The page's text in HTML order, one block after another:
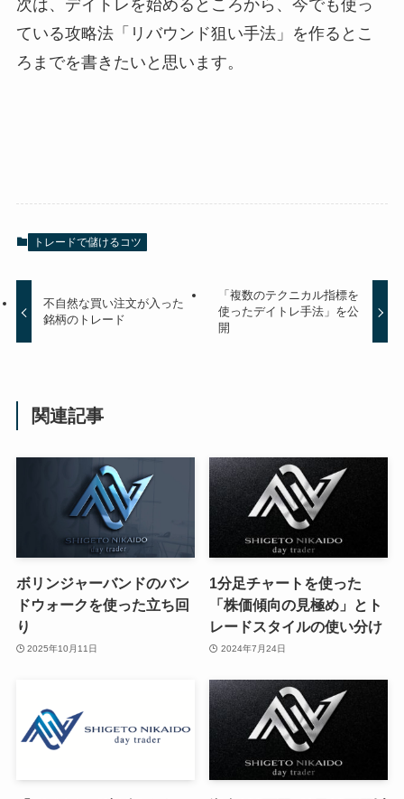
次は、デイトレを始めるところから、今でも使っ
ている攻略法「リバウンド狙い手法」を作るとこ
ろまでを書きたいと思います。
トレードで儲けるコツ
不自然な買い注文が入った
銘柄のトレード
「複数のテクニカル指標を
使ったデイトレ手法」を公
開
関連記事
ボリンジャーバンドのバン
ドウォークを使った立ち回
り
2025年10月11日
1分足チャートを使った
「株価傾向の見極め」とト
レードスタイルの使い分け
2024年7月24日